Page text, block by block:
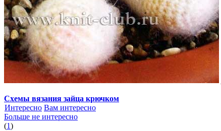
Схемы вязания зайца крючком
Интересно Вам интересно
Больше не интересно
(1)